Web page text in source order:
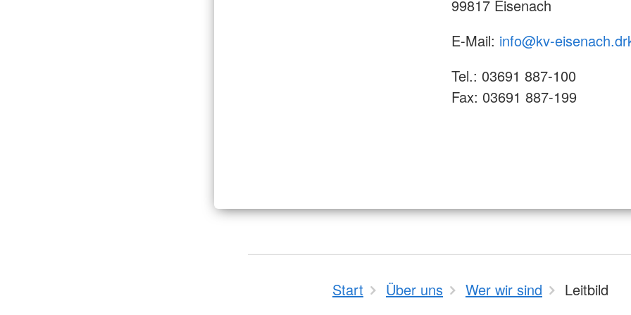
99817 Eisenach
E-Mail: info@kv-
Tel.: 03691 887-100
Fax: 03691 887-199
Start Über uns Wer wir sind Leitbild